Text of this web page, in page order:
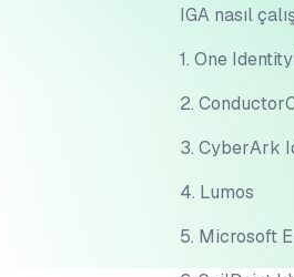
IGA nasıl
1. One
2.
3. CyberArk
4. Lumos
5. Microsoft